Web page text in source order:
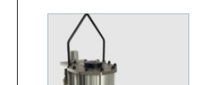
skapar en gemensam
säkerhetsnivå i en
bransch där jobbet ofta
sker långt frå...